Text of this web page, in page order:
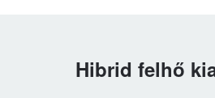
Hibrid felhő